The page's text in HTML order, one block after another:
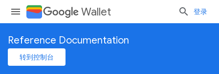
Wallet 登录
Reference Documentation
转到控制台